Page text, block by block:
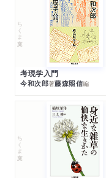
ちくま文庫
考現学入門
今和次郎著藤森照信編
ちくま文庫